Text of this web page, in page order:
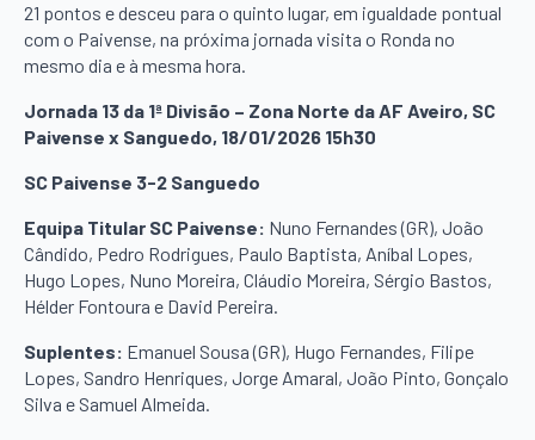
21 pontos e desceu para o quinto lugar, em igualdade pontual
com o Paivense, na próxima jornada visita o Ronda no
mesmo dia e à mesma hora.
Jornada 13 da 1ª Divisão – Zona Norte da AF Aveiro, SC
Paivense x Sanguedo, 18/01/2026 15h30
SC Paivense 3-2 Sanguedo
Equipa Titular SC Paivense: Nuno Fernandes (GR), João
Cândido, Pedro Rodrigues, Paulo Baptista, Aníbal Lopes,
Hugo Lopes, Nuno Moreira, Cláudio Moreira, Sérgio Bastos,
Hélder Fontoura e David Pereira.
Suplentes: Emanuel Sousa (GR), Hugo Fernandes, Filipe
Lopes, Sandro Henriques, Jorge Amaral, João Pinto, Gonçalo
Silva e Samuel Almeida.